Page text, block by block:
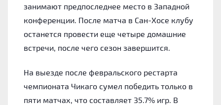
занимают предпоследнее место в Западной
конференции. После матча в Сан-Хосе клубу
останется провести еще четыре домашние
встречи, после чего сезон завершится.
На выезде после февральского рестарта
чемпионата Чикаго сумел победить только в
пяти матчах, что составляет 35.7% игр. В